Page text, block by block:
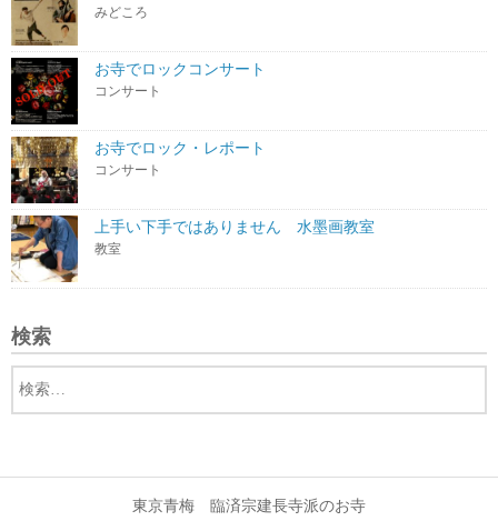
みどころ
お寺でロックコンサート
コンサート
お寺でロック・レポート
コンサート
上手い下手ではありません 水墨画教室
教室
検索
東京青梅 臨済宗建長寺派のお寺